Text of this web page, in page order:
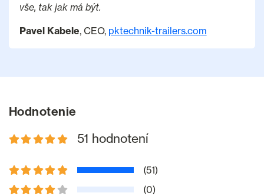
vše, tak jak má být.
Pavel Kabele, CEO, pktechnik-trailers.com
Hodnotenie
51 hodnotení
(51)
(0)